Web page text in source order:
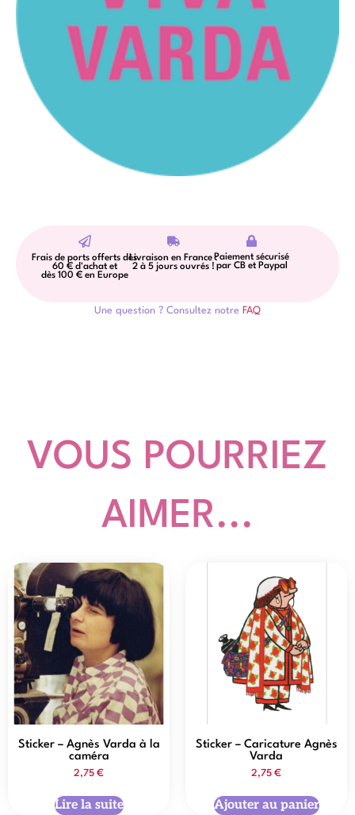
Frais de ports offerts dès
60 € d'achat et
dès 100 € en Europe
Livraison en France :
2 à 5 jours ouvrés !
Paiement sécurisé
par CB et Paypal
Une question ? Consultez notre FAQ
VOUS POURRIEZ
AIMER...
Sticker – Agnès Varda à la
caméra
2,75 €
Lire la suite
Sticker – Caricature Agnès
Varda
2,75 €
Ajouter au panier